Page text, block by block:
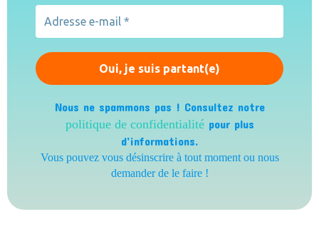
Nous ne spammons pas ! Consultez notre
politique de confidentialitépour plus
d’informations.
Vous pouvez vous désinscrire à tout moment ou nous
demander de le faire !